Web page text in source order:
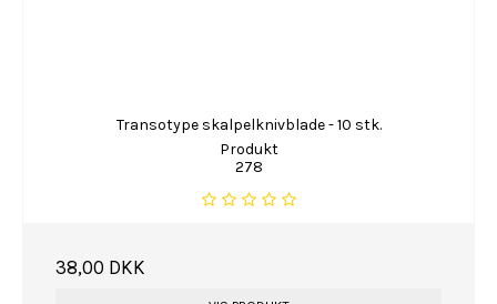
Transotype skalpelknivblade - 10 stk.
Produkt
278
38,00 DKK